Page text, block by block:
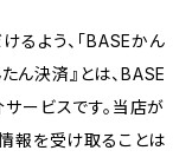
るよう、「BASEかん
ん決済』とは、BASE
ービスです。当店が
報を受け取ることは